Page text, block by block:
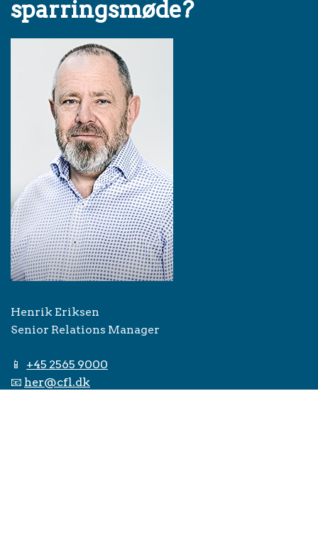
sparringsmøde?
Henrik Eriksen
Senior Relations Manager
📱 +45 2565 9000
📧 her@cfl.dk